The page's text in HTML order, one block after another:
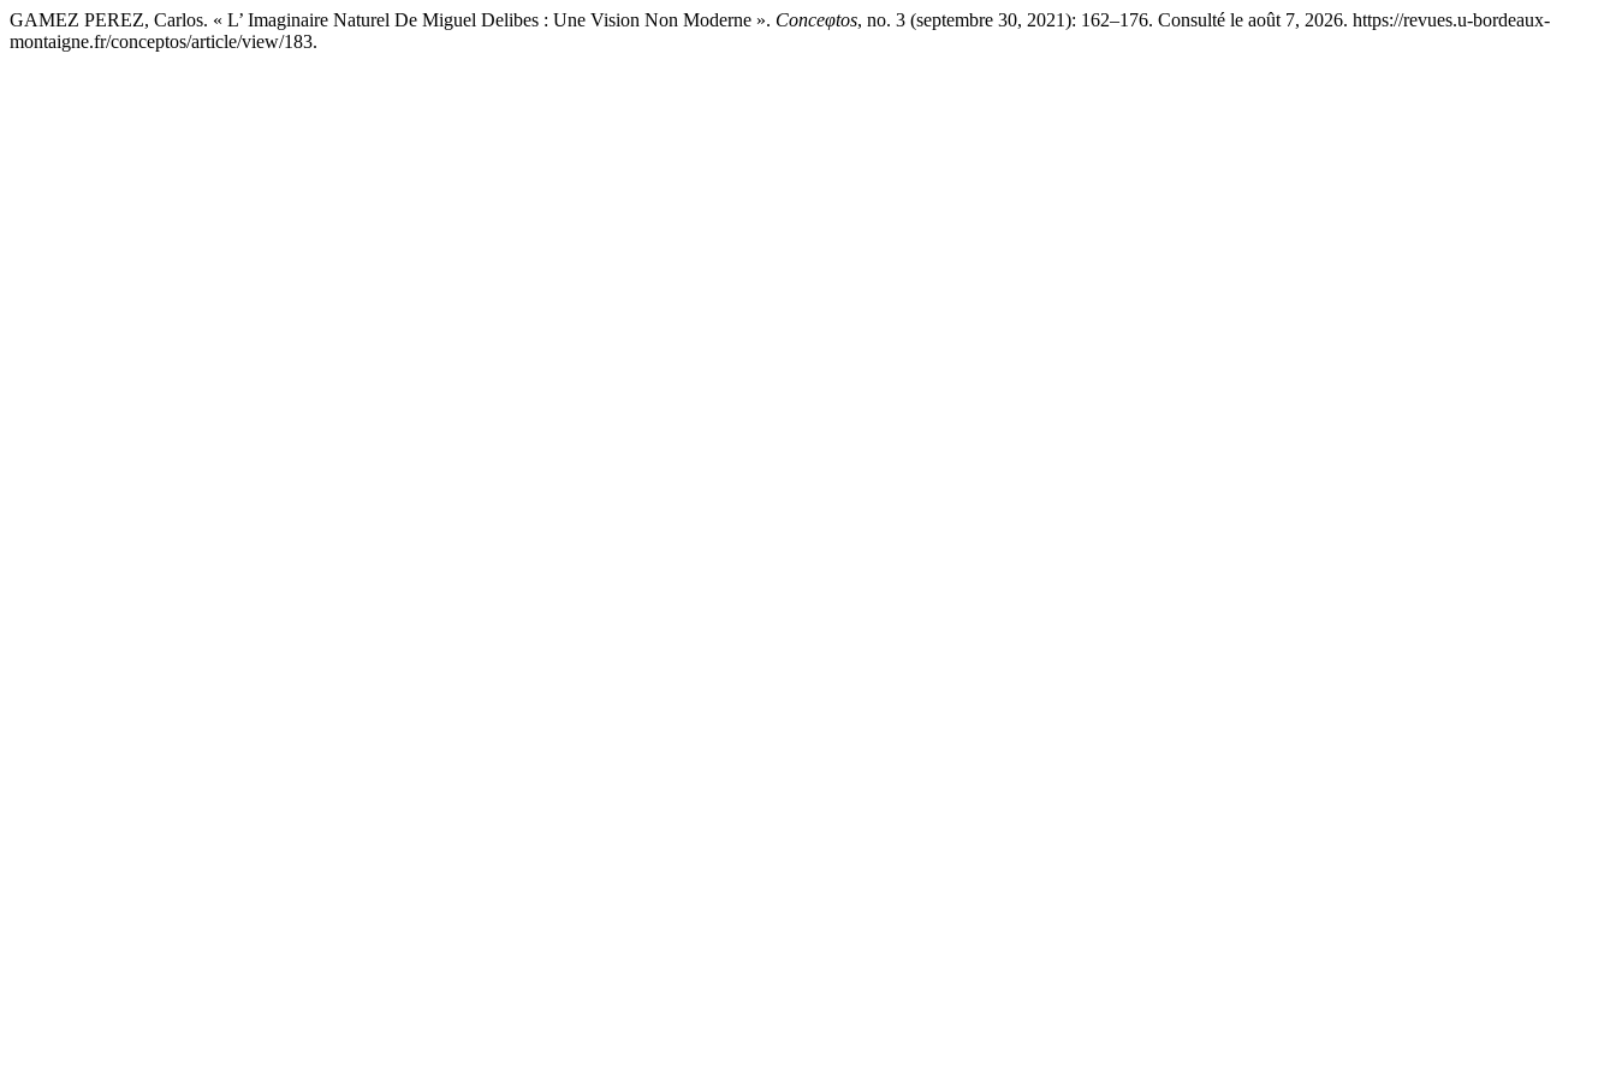
GAMEZ PEREZ, Carlos. « L’ Imaginaire Naturel De Miguel Delibes : Une Vision Non Moderne ». Conceφtos, no. 3 (septembre 30, 2021): 162–176. Consulté le août 7, 2026. https://revues.u-bordeaux-
montaigne.fr/conceptos/article/view/183.